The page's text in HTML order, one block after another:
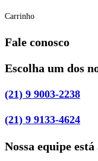
Carrinho
Fale conosco
Escolha um dos
(21) 9 9003-2238
(21) 9 9133-4624
Nossa equipe